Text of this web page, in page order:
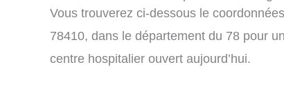
Vous trouverez ci-dessous le
78410, dans le département du 78 pour
centre hospitalier ouvert aujourd’hui.